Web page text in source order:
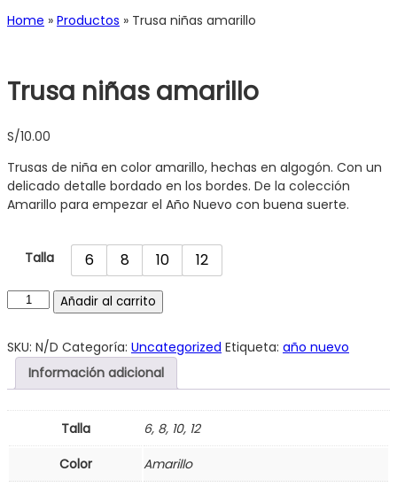
Home » Productos » Trusa niñas amarillo
Trusa niñas amarillo
S/10.00
Trusas de niña en color amarillo, hechas en algogón. Con un
delicado detalle bordado en los bordes. De la colección
Amarillo para empezar el Año Nuevo con buena suerte.
Talla 6 8 10 12
Añadir al carrito
SKU: N/D Categoría: Uncategorized Etiqueta: año nuevo
Información adicional
Talla
6, 8, 10, 12
Color
Amarillo